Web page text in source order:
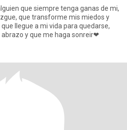
que transforme mis miedos y
que me llene de paz con un abrazo y que me haga sonreir❤